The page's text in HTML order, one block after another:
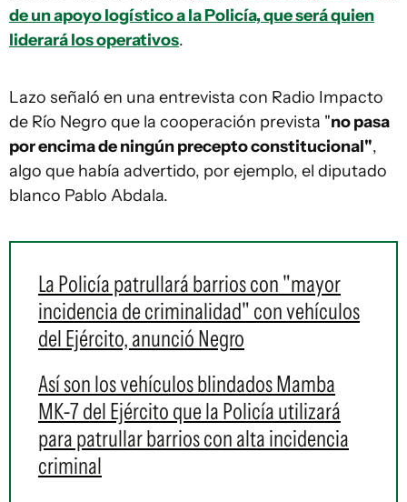
de un apoyo logístico a la Policía, que será quien
liderará los operativos.
Lazo señaló en una entrevista con Radio Impacto
de Río Negro que la cooperación prevista "no pasa
por encima de ningún precepto constitucional",
algo que había advertido, por ejemplo, el diputado
blanco Pablo Abdala.
La Policía patrullará barrios con "mayor
incidencia de criminalidad" con vehículos
del Ejército, anunció Negro
Así son los vehículos blindados Mamba
MK-7 del Ejército que la Policía utilizará
para patrullar barrios con alta incidencia
criminal